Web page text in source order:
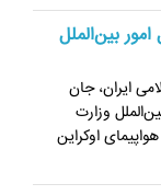
بین‌الملل
ایران، جان
وزارت
اوکراین